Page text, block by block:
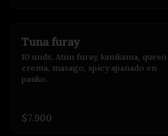
Tuna furay
10 unds, Atún furay, kanikama, queso
crema, masago, spicy apanado en
panko.
$7.900